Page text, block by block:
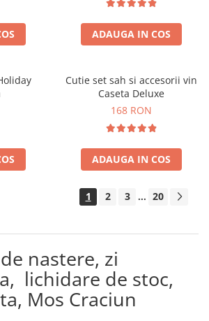
ADAUGA IN COS
Cutie set sah si accesorii vin
Caseta Deluxe
168 RON
ADAUGA IN COS
1 2 3 ... 20
nastere, zi
lichidare de stoc,
Mos Craciun